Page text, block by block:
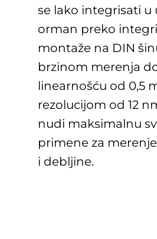
se lako integrisati u
orman preko
montaže na DIN
brzinom merenja
linearnošću od 0,5
rezolucijom od 12
nudi maksimalnu
primene za
i debljine.